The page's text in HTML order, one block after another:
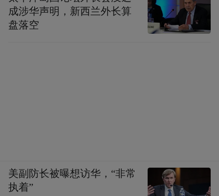
成涉华声明，新西兰外长算
盘落空
美副防长被曝想访华，“非常
执着”